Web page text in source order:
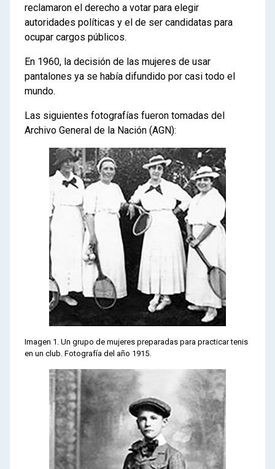
reclamaron el derecho a votar para elegir
autoridades políticas y el de ser candidatas para
ocupar cargos públicos.
En 1960, la decisión de las mujeres de usar
pantalones ya se había difundido por casi todo el
mundo.
Las siguientes fotografías fueron tomadas del
Archivo General de la Nación (AGN):
Imagen 1. Un grupo de mujeres preparadas para practicar tenis
en un club. Fotografía del año 1915.